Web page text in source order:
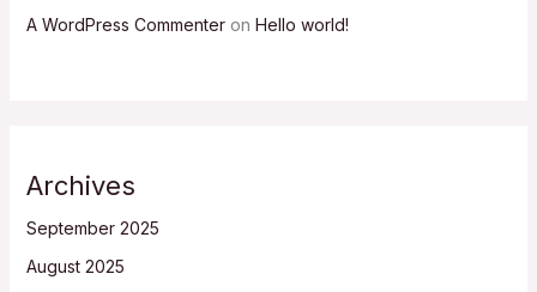
A WordPress Commenteron Hello world!
Archives
September 2025
August 2025